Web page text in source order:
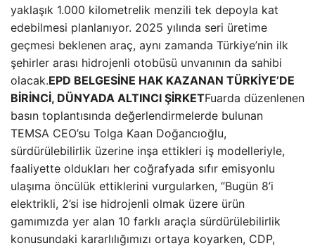
yaklaşık 1.000 kilometrelik menzili tek depoyla kat
edebilmesi planlanıyor. 2025 yılında seri üretime
geçmesi beklenen araç, aynı zamanda Türkiye’nin ilk
şehirler arası hidrojenli otobüsü unvanının da sahibi
olacak.EPD BELGESİNE HAK KAZANAN TÜRKİYE’DE
BİRİNCİ, DÜNYADA ALTINCI ŞİRKETFuarda düzenlenen
basın toplantısında değerlendirmelerde bulunan
TEMSA CEO’su Tolga Kaan Doğancıoğlu,
sürdürülebilirlik üzerine inşa ettikleri iş modelleriyle,
faaliyette oldukları her coğrafyada sıfır emisyonlu
ulaşıma öncülük ettiklerini vurgularken, “Bugün 8’i
elektrikli, 2’si ise hidrojenli olmak üzere ürün
gamımızda yer alan 10 farklı araçla sürdürülebilirlik
konusundaki kararlılığımızı ortaya koyarken, CDP,